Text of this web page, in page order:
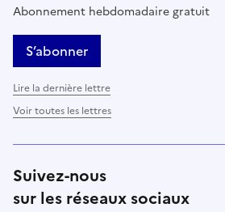
Abonnement hebdomadaire gratuit
S’abonner
Lire la dernière lettre
Voir toutes les lettres
Suivez-nous
sur les réseaux sociaux